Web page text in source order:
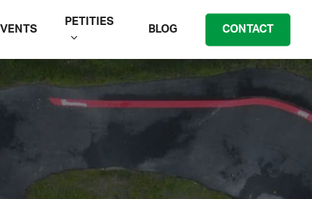
PETITIES
BLOG CONTACT